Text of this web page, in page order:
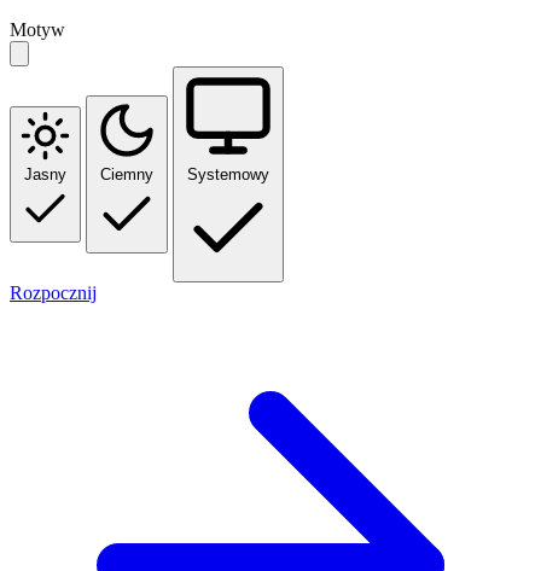
Motyw
Jasny Ciemny Systemowy
Rozpocznij